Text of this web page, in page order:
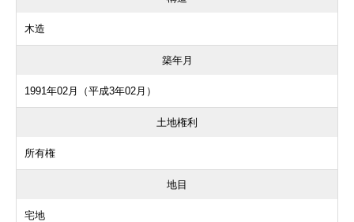
木造
築年月
1991年02月（平成3年02月）
土地権利
所有権
地目
宅地